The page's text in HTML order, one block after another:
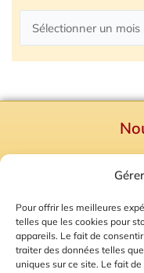
Pour offrir les meilleures
telles que les cookies pour
appareils. Le fait de
traiter des données telles
uniques sur ce site. Le fait
Mentions